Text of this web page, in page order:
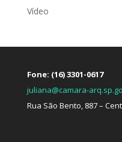
Vídeo
Fone: (16) 3301-0617
juliana@camara-
Rua São Bento, 887 –